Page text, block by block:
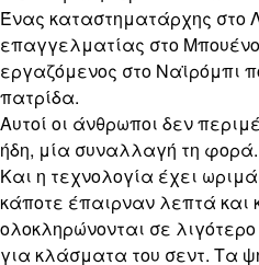
Ένας καταστηματάρχης στο
επαγγελματίας στο
εργαζόμενος στο Ναϊρόμπι
πατρίδα.
Αυτοί οι άνθρωποι δεν
ήδη, μία συναλλαγή τη φορά.
Και η τεχνολογία έχει
κάποτε έπαιρναν λεπτά και
ολοκληρώνονται σε
για κλάσματα του σεντ. Τα